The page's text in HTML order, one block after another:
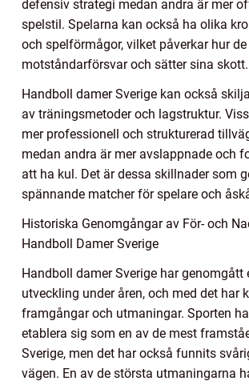
defensiv strategi medan andra är mer
spelstil. Spelarna kan också ha olika
och spelförmågor, vilket påverkar hur
motståndarförsvar och sätter sina skott.
Handboll damer Sverige kan också
av träningsmetoder och lagstruktur.
mer professionell och strukturerad
medan andra är mer avslappnade och
att ha kul. Det är dessa skillnader som
spännande matcher för spelare och
Historiska Genomgångar av För- och
Handboll Damer Sverige
Handboll damer Sverige har genomgått
utveckling under åren, och med det har
framgångar och utmaningar. Sporten
etablera sig som en av de mest
Sverige, men det har också funnits
vägen. En av de största utmaningarna